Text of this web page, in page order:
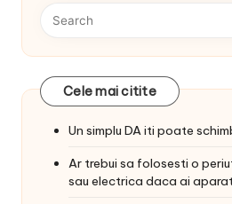
Cele mai citite
Un simplu DA iti poate
Ar trebui sa folosesti o
sau electrica daca ai